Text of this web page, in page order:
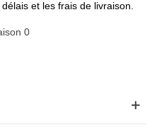
et les frais de livraison.
0